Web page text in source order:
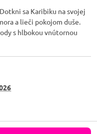
sa Karibiku na svojej
a lieči pokojom duše.
s hlbokou vnútornou